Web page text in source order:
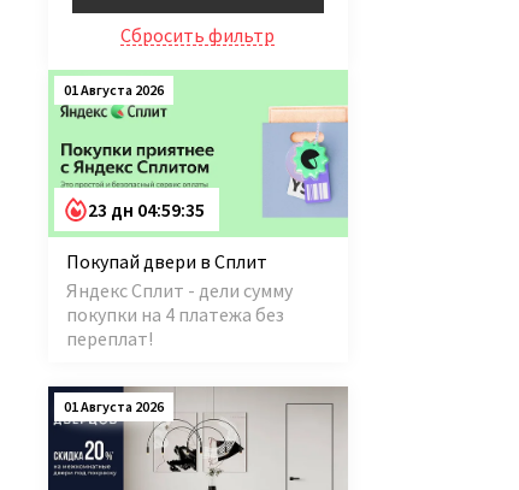
Сбросить фильтр
01 Августа 2026
23 дн 04:59:34
Покупай двери в Сплит
Яндекс Сплит - дели сумму
покупки на 4 платежа без
переплат!
01 Августа 2026